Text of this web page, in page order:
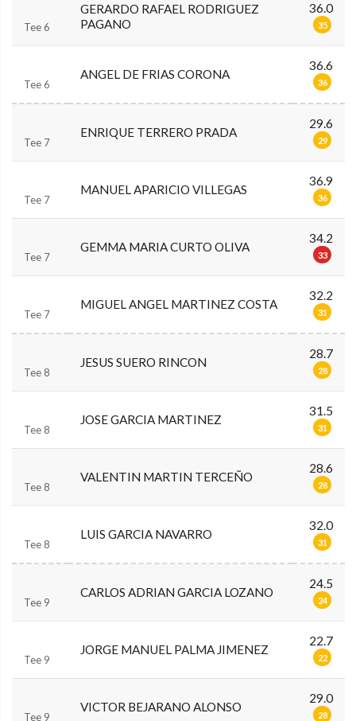
Tee 6
GERARDO RAFAEL RODRIGUEZ
PAGANO
36.0
35
Tee 6
ANGEL DE FRIAS CORONA
36.6
36
Tee 7
ENRIQUE TERRERO PRADA
29.6
29
Tee 7
MANUEL APARICIO VILLEGAS
36.9
36
Tee 7
GEMMA MARIA CURTO OLIVA
34.2
33
Tee 7
MIGUEL ANGEL MARTINEZ COSTA
32.2
31
Tee 8
JESUS SUERO RINCON
28.7
28
Tee 8
JOSE GARCIA MARTINEZ
31.5
31
Tee 8
VALENTIN MARTIN TERCEÑO
28.6
28
Tee 8
LUIS GARCIA NAVARRO
32.0
31
Tee 9
CARLOS ADRIAN GARCIA LOZANO
24.5
24
Tee 9
JORGE MANUEL PALMA JIMENEZ
22.7
22
Tee 9
VICTOR BEJARANO ALONSO
29.0
28